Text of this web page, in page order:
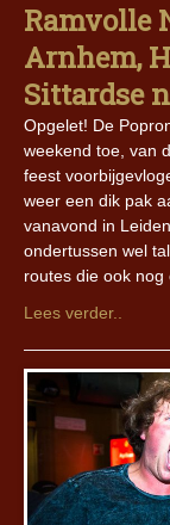
Ramvolle
Arnhem,
Sittardse
Opgelet! De
weekend toe, van
feest
weer een dik pak
vanavond in
ondertussen wel
routes die ook
Lees verder..